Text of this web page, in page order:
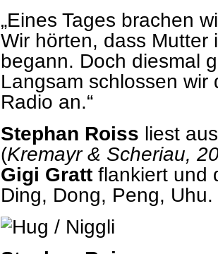
„Eines Tages brachen
Wir hörten, dass Mutter
begann. Doch diesmal
Langsam schlossen
Radio an.“
Stephan Roiss liest
(Kremayr & Scheriau,
Gigi Gratt flankiert und
Ding, Dong, Peng, Uhu.